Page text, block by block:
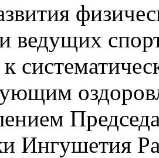
ведущих
Ингушетия